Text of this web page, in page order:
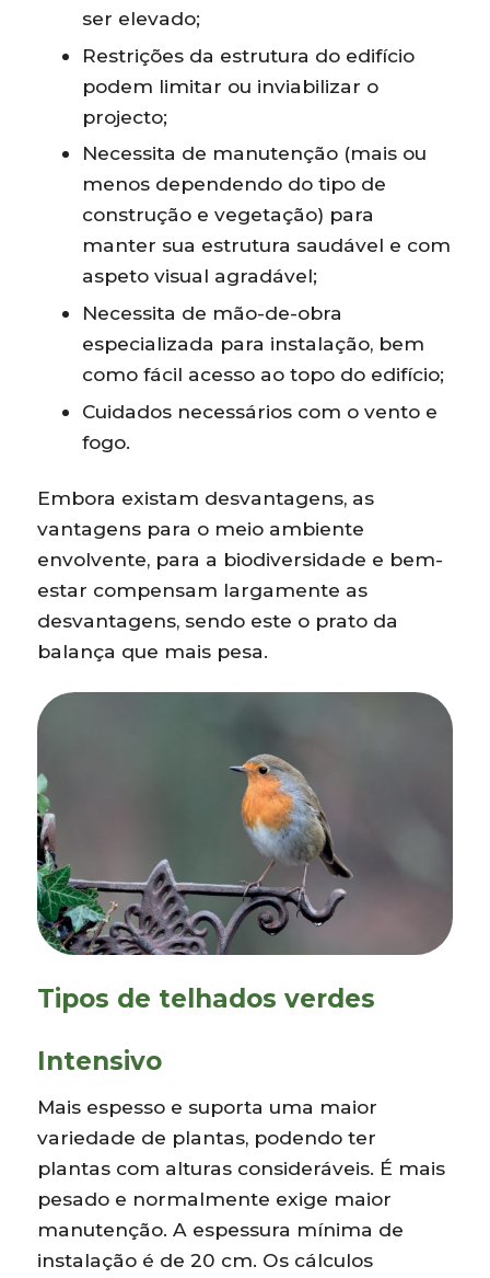
ser elevado;
Restrições da estrutura do edifício
podem limitar ou inviabilizar o
projecto;
Necessita de manutenção (mais ou
menos dependendo do tipo de
construção e vegetação) para
manter sua estrutura saudável e com
aspeto visual agradável;
Necessita de mão-de-obra
especializada para instalação, bem
como fácil acesso ao topo do edifício;
Cuidados necessários com o vento e
fogo.
Embora existam desvantagens, as
vantagens para o meio ambiente
envolvente, para a biodiversidade e bem-
estar compensam largamente as
desvantagens, sendo este o prato da
balança que mais pesa.
Tipos de telhados verdes
Intensivo
Mais espesso e suporta uma maior
variedade de plantas, podendo ter
plantas com alturas consideráveis. É mais
pesado e normalmente exige maior
manutenção. A espessura mínima de
instalação é de 20 cm. Os cálculos